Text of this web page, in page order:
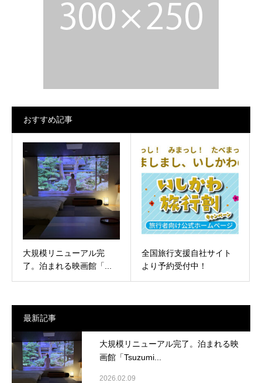
おすすめ記事
大規模リニューアル完
了。泊まれる映画館「...
全国旅行支援自社サイト
より予約受付中！
最新記事
大規模リニューアル完了。泊まれる映
画館「Tsuzumi...
2026.02.09